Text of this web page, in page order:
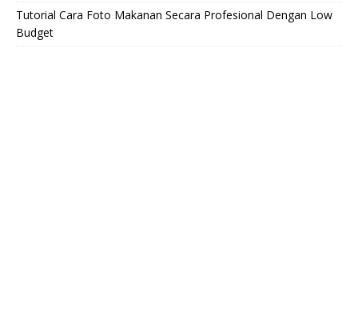
Tutorial Cara Foto Makanan Secara Profesional Dengan Low
Budget